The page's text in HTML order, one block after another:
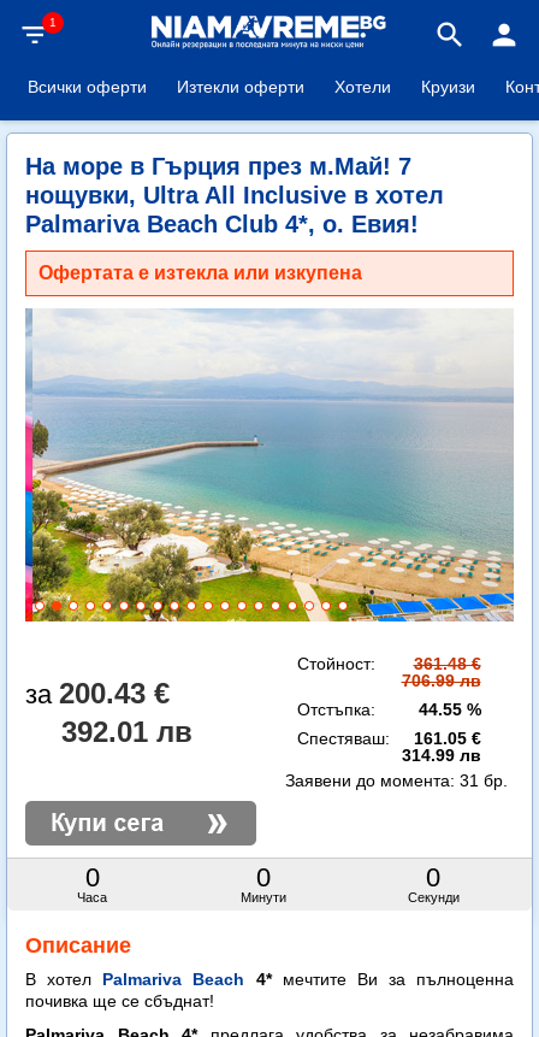
filter_list1 search person
Всички оферти Изтекли оферти Хотели Круизи
На море в Гърция през м.Май! 7
нощувки, Ultra All Inclusive в хотел
Palmariva Beach Club 4*, о. Евия!
Офертата е изтекла или изкупена
200.43 €
392.01 лв
Стойност:
361.48 €
706.99 лв
Отстъпка:
44.55 %
Спестяваш:
161.05 €
314.99 лв
0
Часа
0
Минути
0
Секунди
Заявени до момента: 31 бр.
Описание
В хотел Palmariva Beach 4*мечтите Ви за пълноценна
почивка ще се сбъднат!